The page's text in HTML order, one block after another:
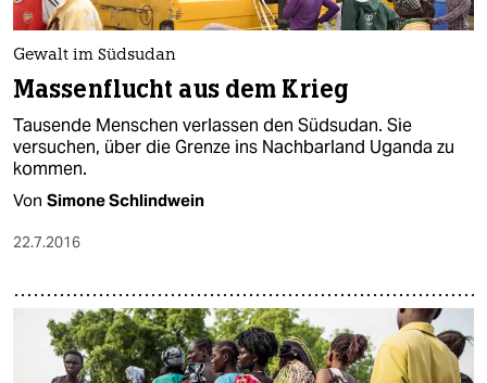
Gewalt im Südsudan
Massenflucht aus dem Krieg
Tausende Menschen verlassen den Südsudan. Sie
versuchen, über die Grenze ins Nachbarland Uganda zu
kommen.
Von Simone Schlindwein
22.7.2016